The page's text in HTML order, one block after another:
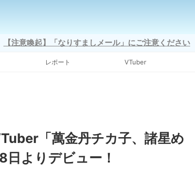
【注意喚起】「なりすましメール」にご注意ください
レポート VTuber
「萬金丹チカ子、諸星め
日よりデビュー！